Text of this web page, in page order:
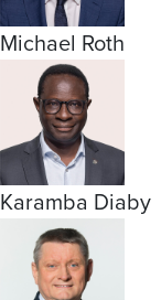
Michael Roth
Karamba Diaby